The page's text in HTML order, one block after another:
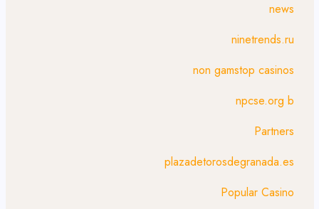
news
ninetrends.ru
non gamstop casinos
npcse.org b
Partners
plazadetorosdegranada.es
Popular Casino